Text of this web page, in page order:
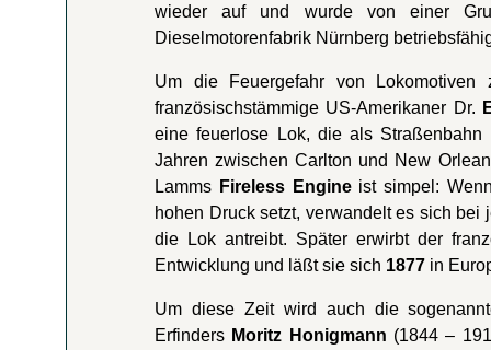
wieder auf und wurde von einer
Dieselmotorenfabrik Nürnberg
Um die Feuergefahr von Lokomotiven
französischstämmige US-Amerikaner Dr.
eine feuerlose Lok, die als
Jahren zwischen Carlton und New
Lamms Fireless Engineist simpel:
hohen Druck setzt, verwandelt es sich
die Lok antreibt. Später erwirbt der
Entwicklung und läßt sie sich 1877 in
Um diese Zeit wird auch die
Erfinders Moritz Honigmann (1844 –